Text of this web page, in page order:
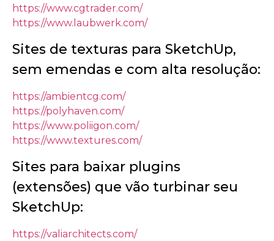
https://www.cgtrader.com/
https://www.laubwerk.com/
Sites de texturas para SketchUp,
sem emendas e com alta resolução:
https://ambientcg.com/
https://polyhaven.com/
https://www.poliigon.com/
https://www.textures.com/
Sites para baixar plugins
(extensões) que vão turbinar seu
SketchUp:
https://valiarchitects.com/